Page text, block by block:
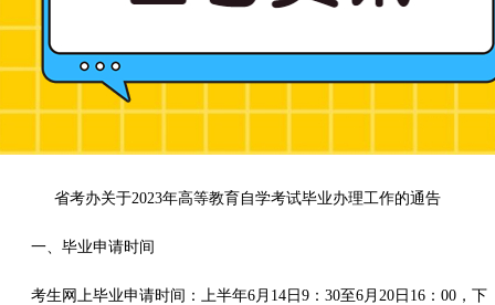
省考办关于2023年高等教育自学考试毕业办理工作的通告
一、毕业申请时间
考生网上毕业申请时间：上半年6月14日9：30至6月20日16：00，下